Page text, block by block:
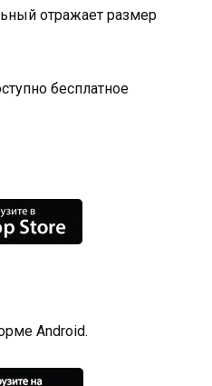
отражает размер
бесплатное
Android.